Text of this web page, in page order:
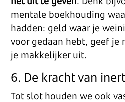
mentale boekhouding
hadden: geld waar je
voor gedaan hebt, geef je
je makkelijker uit.
6. De kracht van
Tot slot houden we ook